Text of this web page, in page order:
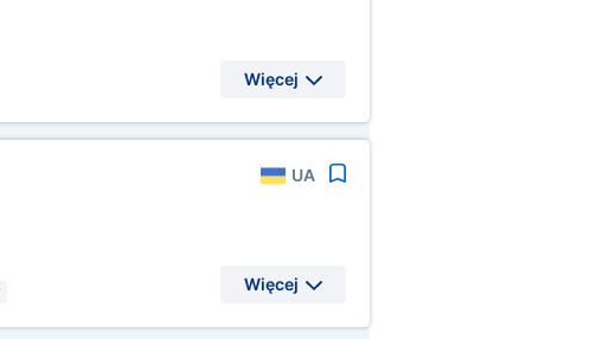
Więcej
UA
Więcej